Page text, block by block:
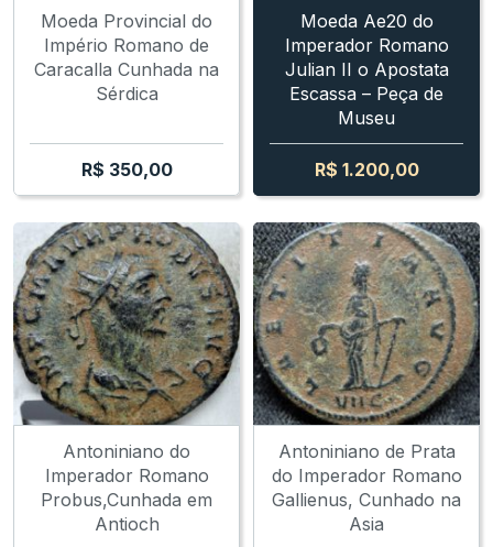
Moeda Provincial do
Império Romano de
Caracalla Cunhada na
Sérdica
R$ 350,00
Moeda Ae20 do
Imperador Romano
Julian II o Apostata
Escassa – Peça de
Museu
R$ 1.200,00
Antoniniano do
Imperador Romano
Probus,Cunhada em
Antioch
Antoniniano de Prata
do Imperador Romano
Gallienus, Cunhado na
Asia